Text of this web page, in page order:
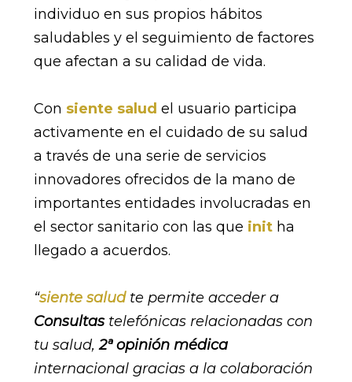
individuo en sus propios hábitos
saludables y el seguimiento de factores
que afectan a su calidad de vida.
Con siente salud el usuario participa
activamente en el cuidado de su salud
a través de una serie de servicios
innovadores ofrecidos de la mano de
importantes entidades involucradas en
el sector sanitario con las que initha
llegado a acuerdos.
“siente salud te permite acceder a
Consultas telefónicas relacionadas con
tu salud,2ª opinión médica
internacional gracias a la colaboración